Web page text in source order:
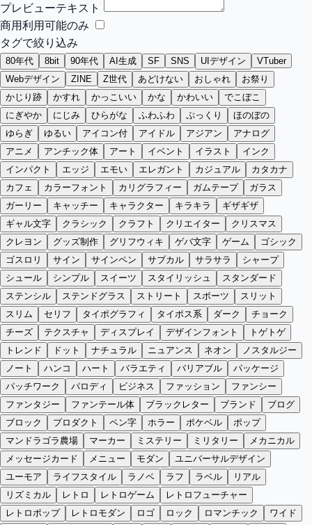
プレビューテキスト
商用利用可能のみ
タグで絞り込み
80年代 8bit 90年代 AI生成 SF SNS UIデザイン
VTuber
Webデザイン
ZINE Z世代 あどけない おしゃれ
お祭り
かじり跡
かすれ かっこいい かな かわいい
でこぼこ
にぎやか
にじみ ひらがな ふわふわ ぷっくり
ほのぼの
ゆらぎ
ゆるい アイコン付 アイドル アジアン
アナログ
アニメ
アンチック体 アート イベント イラスト
インク
インパクト
エッジ エモい エレガント カジュアル
カタカナ
カフェ
カラーフォント カリグラフィー ガムテープ
ガラス
ガーリー
キャッチー キャラクター キラキラ
ギザギザ
ギャル文字
クラシック クラフト クリエイター
クリスマス
クレヨン
グッズ制作 グリフウィキ ゲバ文字 ゲーム
ゴシック
ゴスロリ
サイン サインペン サブカル サラサラ
シャープ
シュール
シンプル スイーツ スタイリッシュ
スタンダード
ステンシル
ステンドグラス ストリート スポーツ
スリット
スリム
セリフ タイポグラフィ タイポス系 ダーク
チョーク
チーズ
テクスチャ ディスプレイ デザインフォント
トゲトゲ
トレンド
ドット ナチュラル ニュアンス ネオン
ノスタルジー
ノート
ハンコ ハート バラエティ バリアブル
パッケージ
パッチワーク
パロディ ビジネス ファッション
ファンシー
ファンタジー
ファンテール体 ブラックレター ブランド
ブログ
ブロック
プロダクト ペン字 ホラー ポケベル
ポップ
マンドラゴラ農場
マーカー ミステリー ミリタリー
メカニカル
メッセージカード
メニュー モダン
ユニバーサルデザイン
ユーモア
ライフスタイル ラノベ ラフ ラベル
リアル
リズミカル
レトロ レトロゲーム
レトロフューチャー
レトロポップ
レトロモダン ロゴ ロック ロマンチック
ワイド